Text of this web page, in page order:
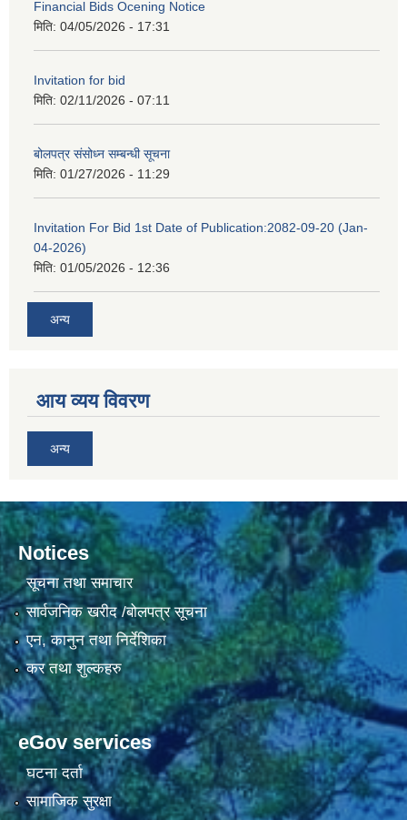
Financial Bids Ocening Notice
मिति: 04/05/2026 - 17:31
Invitation for bid
मिति: 02/11/2026 - 07:11
बोलपत्र संसोध्न सम्बन्धी सूचना
मिति: 01/27/2026 - 11:29
Invitation For Bid 1st Date of Publication:2082-09-20 (Jan-
04-2026)
मिति: 01/05/2026 - 12:36
अन्य
आय व्यय विवरण
अन्य
Notices
सूचना तथा समाचार
सार्वजनिक खरीद /बोलपत्र सूचना
एन, कानुन तथा निर्देशिका
कर तथा शुल्कहरु
eGov services
घटना दर्ता
सामाजिक सुरक्षा